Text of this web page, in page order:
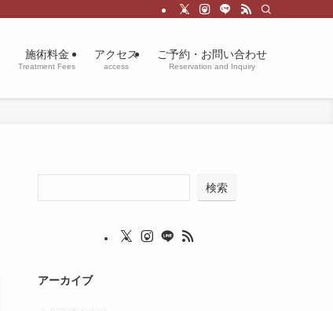
施術料金
Treatment Fees
アクセス
access
ご予約・お問い合わせ
Reservation and Inquiry
検索
アーカイブ